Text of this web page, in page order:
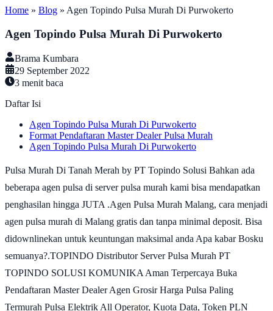
Home » Blog » Agen Topindo Pulsa Murah Di Purwokerto
Agen Topindo Pulsa Murah Di Purwokerto
Brama Kumbara
29 September 2022
3 menit baca
Daftar Isi
Agen Topindo Pulsa Murah Di Purwokerto
Format Pendaftaran Master Dealer Pulsa Murah
Agen Topindo Pulsa Murah Di Purwokerto
Pulsa Murah Di Tanah Merah by PT Topindo Solusi Bahkan ada
beberapa agen pulsa di server pulsa murah kami bisa mendapatkan
penghasilan hingga JUTA .Agen Pulsa Murah Malang, cara menjadi
agen pulsa murah di Malang gratis dan tanpa minimal deposit. Bisa
didownlinekan untuk keuntungan maksimal anda Apa kabar Bosku
semuanya?.TOPINDO Distributor Server Pulsa Murah PT
TOPINDO SOLUSI KOMUNIKA Aman Terpercaya Buka
Pendaftaran Master Dealer Agen Grosir Harga Pulsa Paling
Termurah Pulsa Elektrik All Operator, Kuota Data, Token PLN